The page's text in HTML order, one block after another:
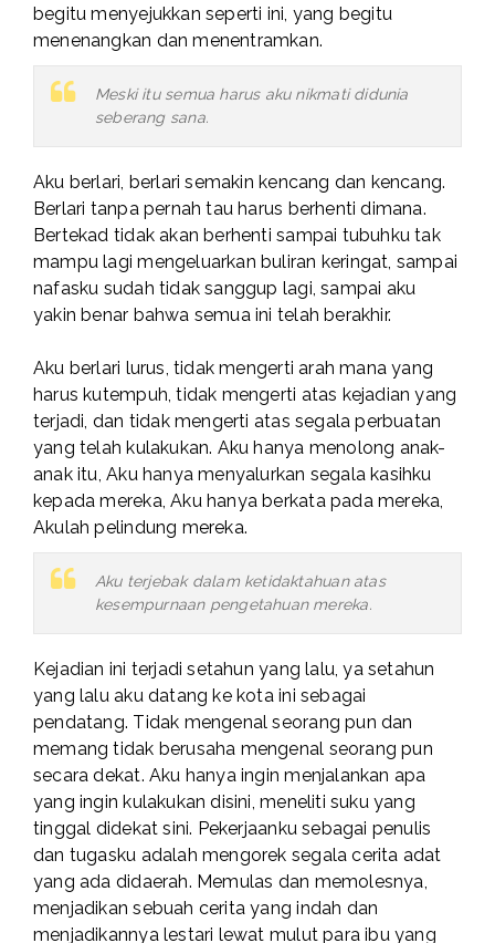
begitu menyejukkan seperti ini, yang begitu
menenangkan dan menentramkan.
Meski itu semua harus aku nikmati didunia
seberang sana.
Aku berlari, berlari semakin kencang dan kencang.
Berlari tanpa pernah tau harus berhenti dimana.
Bertekad tidak akan berhenti sampai tubuhku tak
mampu lagi mengeluarkan buliran keringat, sampai
nafasku sudah tidak sanggup lagi, sampai aku
yakin benar bahwa semua ini telah berakhir.
Aku berlari lurus, tidak mengerti arah mana yang
harus kutempuh, tidak mengerti atas kejadian yang
terjadi, dan tidak mengerti atas segala perbuatan
yang telah kulakukan. Aku hanya menolong anak-
anak itu, Aku hanya menyalurkan segala kasihku
kepada mereka, Aku hanya berkata pada mereka,
Akulah pelindung mereka.
Aku terjebak dalam ketidaktahuan atas
kesempurnaan pengetahuan mereka.
Kejadian ini terjadi setahun yang lalu, ya setahun
yang lalu aku datang ke kota ini sebagai
pendatang. Tidak mengenal seorang pun dan
memang tidak berusaha mengenal seorang pun
secara dekat. Aku hanya ingin menjalankan apa
yang ingin kulakukan disini, meneliti suku yang
tinggal didekat sini. Pekerjaanku sebagai penulis
dan tugasku adalah mengorek segala cerita adat
yang ada didaerah. Memulas dan memolesnya,
menjadikan sebuah cerita yang indah dan
menjadikannya lestari lewat mulut para ibu yang